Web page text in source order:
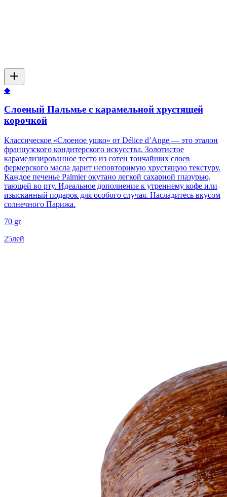
◆
Слоеный Пальмье с карамельной хрустящей
корочкой
Классическое «Слоеное ушко» от Délice d’Ange — это эталон
французского кондитерского искусства. Золотистое
карамелизированное тесто из сотен тончайших слоев
фермерского масла дарит неповторимую хрустящую текстуру.
Каждое печенье Palmier окутано легкой сахарной глазурью,
тающей во рту. Идеальное дополнение к утреннему кофе или
изысканный подарок для особого случая. Насладитесь вкусом
солнечного Парижа.
70 gr
25лей